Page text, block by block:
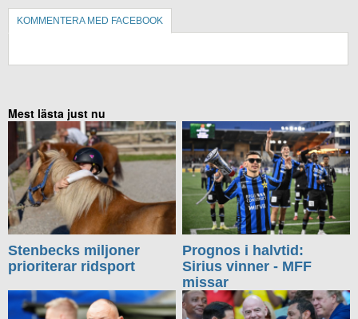
KOMMENTERA MED FACEBOOK
Mest lästa just nu
Stenbecks miljoner
prioriterar ridsport
Prognos i halvtid:
Sirius vinner - MFF
missar